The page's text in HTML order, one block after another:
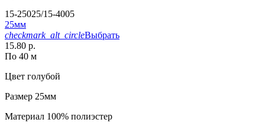
15-25025/15-4005
25мм
checkmark_alt_circleВыбрать
15.80 р.
По 40 м
Цвет голубой
Размер 25мм
Материал 100% полиэстер